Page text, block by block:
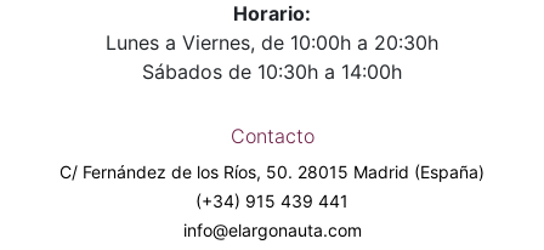
Horario:
Lunes a Viernes, de 10:00h a 20:30h
Sábados de 10:30h a 14:00h
Contacto
C/ Fernández de los Ríos, 50. 28015 Madrid (España)
(+34) 915 439 441
info@elargonauta.com